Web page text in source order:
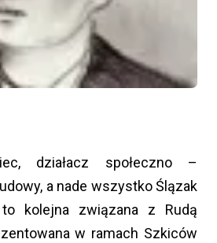
działacz społeczno –
a nade wszystko Ślązak
kolejna związana z Rudą
w ramach Szkiców